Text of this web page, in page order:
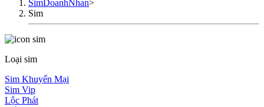
SimDoanhNhan>
Sim
Loại sim
Sim Khuyến Mại
Sim Vip
Lộc Phát